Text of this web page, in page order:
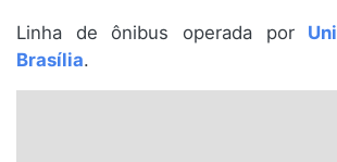
Santa Catarina
Linha de ônibus operada por
Brasília.